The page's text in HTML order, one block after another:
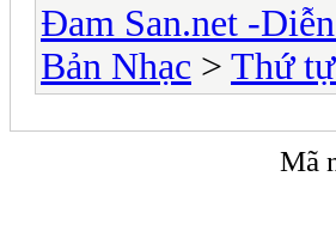
Đam San.net -
Bản Nhạc > Thứ
Mã